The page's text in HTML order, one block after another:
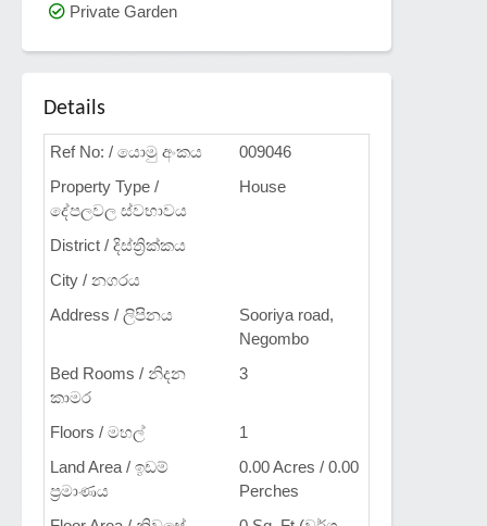
Private Garden
Details
Ref No: / යොමු අංකය
009046
Property Type /
දේපලවල ස්වභාවය
House
District / දිස්ත්‍රික්කය
City / නගරය
Address / ලිපිනය
Sooriya road,
Negombo
Bed Rooms / නිදන
කාමර
3
Floors / මහල්
1
Land Area / ඉඩම්
ප්‍රමාණය
0.00 Acres / 0.00
Perches